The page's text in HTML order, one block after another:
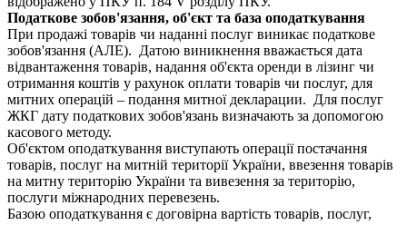
Податкове зобов'язання, об'єкт та база оподаткування
При продажі товарів чи наданні послуг виникає податкове
зобов'язання (АЛЕ). Датою виникнення вважається дата
відвантаження товарів, надання об'єкта оренди в лізинг чи
отримання коштів у рахунок оплати товарів чи послуг, для
митних операцій – подання митної декларации. Для послуг
ЖКГ дату податкових зобов'язань визначають за допомогою
касового методу.
Об'єктом оподаткування виступають операції постачання
товарів, послуг на митній території України, ввезення товарів
на митну територію України та вивезення за територію,
послуги міжнародних перевезень.
Базою оподаткування є договірна вартість товарів, послуг,